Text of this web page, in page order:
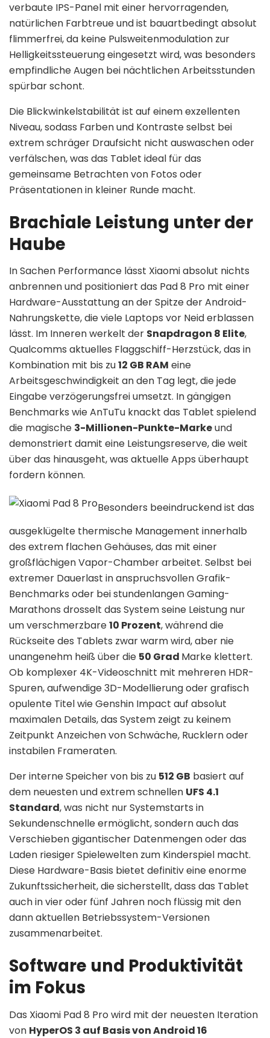
verbaute IPS-Panel mit einer hervorragenden,
natürlichen Farbtreue und ist bauartbedingt absolut
flimmerfrei, da keine Pulsweitenmodulation zur
Helligkeitssteuerung eingesetzt wird, was besonders
empfindliche Augen bei nächtlichen Arbeitsstunden
spürbar schont.
Die Blickwinkelstabilität ist auf einem exzellenten
Niveau, sodass Farben und Kontraste selbst bei
extrem schräger Draufsicht nicht auswaschen oder
verfälschen, was das Tablet ideal für das
gemeinsame Betrachten von Fotos oder
Präsentationen in kleiner Runde macht.
Brachiale Leistung unter der
Haube
In Sachen Performance lässt Xiaomi absolut nichts
anbrennen und positioniert das Pad 8 Pro mit einer
Hardware-Ausstattung an der Spitze der Android-
Nahrungskette, die viele Laptops vor Neid erblassen
lässt. Im Inneren werkelt der Snapdragon 8 Elite,
Qualcomms aktuelles Flaggschiff-Herzstück, das in
Kombination mit bis zu12 GB RAM eine
Arbeitsgeschwindigkeit an den Tag legt, die jede
Eingabe verzögerungsfrei umsetzt. In gängigen
Benchmarks wie AnTuTu knackt das Tablet spielend
die magische 3-Millionen-Punkte-Markeund
demonstriert damit eine Leistungsreserve, die weit
über das hinausgeht, was aktuelle Apps überhaupt
fordern können.
Besonders beeindruckend ist das
ausgeklügelte thermische Management innerhalb
des extrem flachen Gehäuses, das mit einer
großflächigen Vapor-Chamber arbeitet. Selbst bei
extremer Dauerlast in anspruchsvollen Grafik-
Benchmarks oder bei stundenlangen Gaming-
Marathons drosselt das System seine Leistung nur
um verschmerzbare10 Prozent, während die
Rückseite des Tablets zwar warm wird, aber nie
unangenehm heiß über die 50 Grad Marke klettert.
Ob komplexer 4K-Videoschnitt mit mehreren HDR-
Spuren, aufwendige 3D-Modellierung oder grafisch
opulente Titel wie Genshin Impact auf absolut
maximalen Details, das System zeigt zu keinem
Zeitpunkt Anzeichen von Schwäche, Rucklern oder
instabilen Frameraten.
Der interne Speicher von bis zu 512 GB basiert auf
dem neuesten und extrem schnellen UFS 4.1
Standard, was nicht nur Systemstarts in
Sekundenschnelle ermöglicht, sondern auch das
Verschieben gigantischer Datenmengen oder das
Laden riesiger Spielewelten zum Kinderspiel macht.
Diese Hardware-Basis bietet definitiv eine enorme
Zukunftssicherheit, die sicherstellt, dass das Tablet
auch in vier oder fünf Jahren noch flüssig mit den
dann aktuellen Betriebssystem-Versionen
zusammenarbeitet.
Software und Produktivität
im Fokus
Das Xiaomi Pad 8 Pro wird mit der neuesten Iteration
von HyperOS 3 auf Basis von Android 16